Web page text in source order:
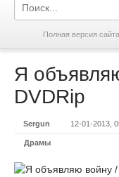
Полная версия сайта
Я
DVDRір
Sergun 12-01-2013,
Драмы